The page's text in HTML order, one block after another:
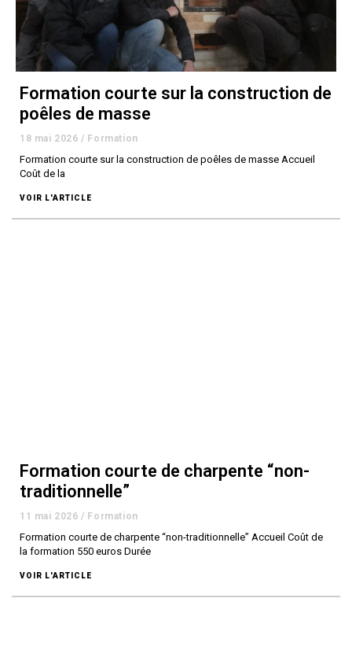
Formation courte sur la construction de
poêles de masse
18 mai 2026 / Formation
Formation courte sur la construction de poêles de masse Accueil
Coût de la
VOIR L'ARTICLE
Formation courte de charpente “non-
traditionnelle”
11 mai 2026 / Formation
Formation courte de charpente “non-traditionnelle” Accueil Coût de
la formation 550 euros Durée
VOIR L'ARTICLE